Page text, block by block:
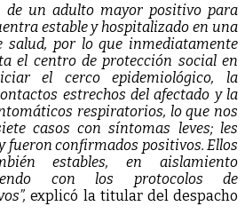
de un adulto mayor positivo para
estable y hospitalizado en una
salud, por lo que inmediatamente
el centro de protección social en
el cerco epidemiológico, la
estrechos del afectado y la
respiratorios, lo que nos
casos con síntomas leves; les
fueron confirmados positivos. Ellos
estables, en aislamiento
con los protocolos de
explicó la titular del despacho